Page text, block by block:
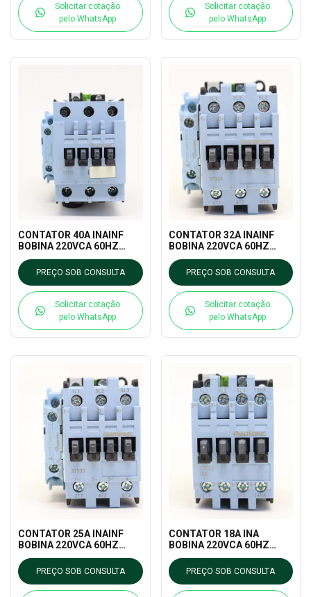
Solicitar cotação
pelo WhatsApp
Solicitar cotação
pelo WhatsApp
CONTATOR 40A INAINF
BOBINA 220VCA 60HZ
(3TS35) TRON
PREÇO SOB CONSULTA
Solicitar cotação
pelo WhatsApp
CONTATOR 32A INAINF
BOBINA 220VCA 60HZ
(3TS34) TRON
PREÇO SOB CONSULTA
Solicitar cotação
pelo WhatsApp
CONTATOR 25A INAINF
BOBINA 220VCA 60HZ
(3TS33) TRON
PREÇO SOB CONSULTA
CONTATOR 18A INA
BOBINA 220VCA 60HZ
(3TS32) TRON
PREÇO SOB CONSULTA